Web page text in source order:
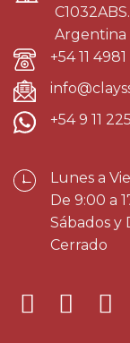
Argentina
+54 11 4981
+54 9 11
Lunes a
De 9:00 a
Sábados y
Cerrado